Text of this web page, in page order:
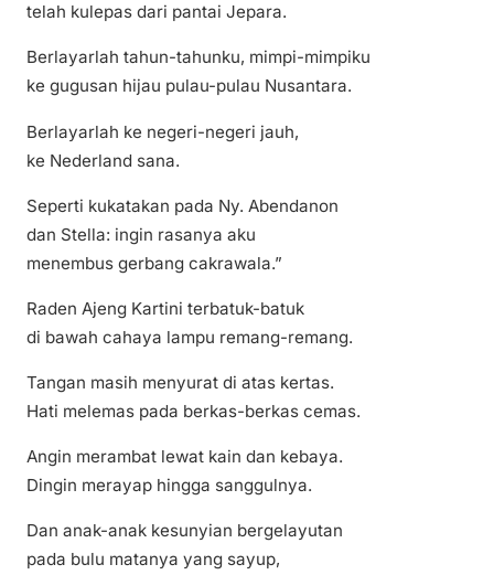
telah kulepas dari pantai Jepara.
Berlayarlah tahun-tahunku, mimpi-mimpiku
ke gugusan hijau pulau-pulau Nusantara.
Berlayarlah ke negeri-negeri jauh,
ke Nederland sana.
Seperti kukatakan pada Ny. Abendanon
dan Stella: ingin rasanya aku
menembus gerbang cakrawala.”
Raden Ajeng Kartini terbatuk-batuk
di bawah cahaya lampu remang-remang.
Tangan masih menyurat di atas kertas.
Hati melemas pada berkas-berkas cemas.
Angin merambat lewat kain dan kebaya.
Dingin merayap hingga sanggulnya.
Dan anak-anak kesunyian bergelayutan
pada bulu matanya yang sayup,